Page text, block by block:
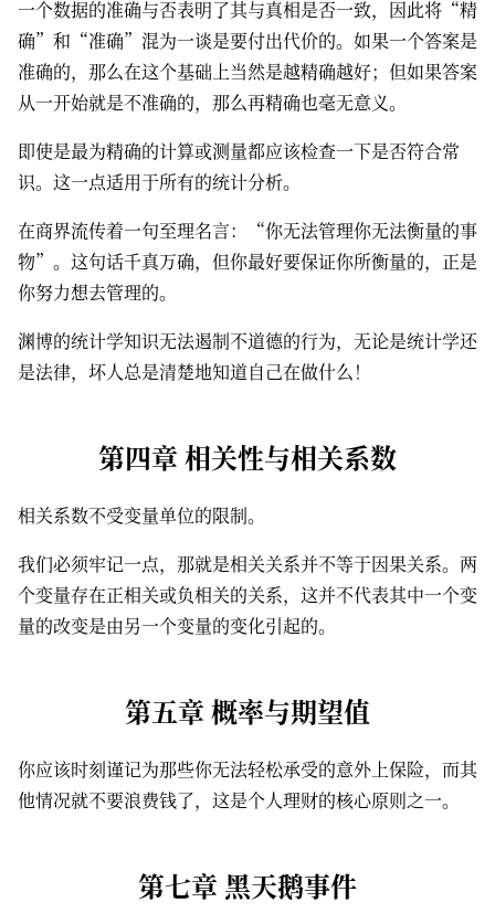
一个数据的准确与否表明了其与真相是否一致，因此将“精
确”和“准确”混为一谈是要付出代价的。如果一个答案是
准确的，那么在这个基础上当然是越精确越好；但如果答案
从一开始就是不准确的，那么再精确也毫无意义。
即使是最为精确的计算或测量都应该检查一下是否符合常
识。这一点适用于所有的统计分析。
在商界流传着一句至理名言：“你无法管理你无法衡量的事
物”。这句话千真万确，但你最好要保证你所衡量的，正是
你努力想去管理的。
渊博的统计学知识无法遏制不道德的行为，无论是统计学还
是法律，坏人总是清楚地知道自己在做什么！
第四章 相关性与相关系数
相关系数不受变量单位的限制。
我们必须牢记一点，那就是相关关系并不等于因果关系。两
个变量存在正相关或负相关的关系，这并不代表其中一个变
量的改变是由另一个变量的变化引起的。
第五章 概率与期望值
你应该时刻谨记为那些你无法轻松承受的意外上保险，而其
他情况就不要浪费钱了，这是个人理财的核心原则之一。
第七章 黑天鹅事件